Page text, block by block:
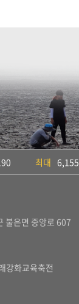
최대 6,155
불은면 중앙로 607
강화교육축전